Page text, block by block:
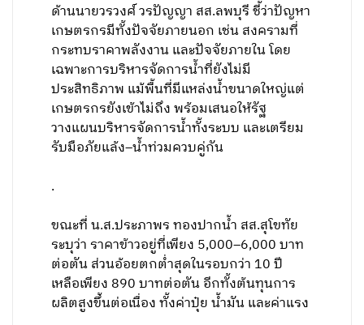
ด้านนายวรวงศ์ วรปัญญา สส.ลพบุรี ชี้ว่าปัญหา
เกษตรกรมีทั้งปัจจัยภายนอก เช่น สงครามที่
กระทบราคาพลังงาน และปัจจัยภายใน โดย
เฉพาะการบริหารจัดการน้ำที่ยังไม่มี
ประสิทธิภาพ แม้พื้นที่มีแหล่งน้ำขนาดใหญ่แต่
เกษตรกรยังเข้าไม่ถึง พร้อมเสนอให้รัฐ
วางแผนบริหารจัดการน้ำทั้งระบบ และเตรียม
รับมือภัยแล้ง–น้ำท่วมควบคู่กัน
.
ขณะที่ น.ส.ประภาพร ทองปากน้ำ สส.สุโขทัย
ระบุว่า ราคาข้าวอยู่ที่เพียง 5,000–6,000 บาท
ต่อตัน ส่วนอ้อยตกต่ำสุดในรอบกว่า 10 ปี
เหลือเพียง 890 บาทต่อตัน อีกทั้งต้นทุนการ
ผลิตสูงขึ้นต่อเนื่อง ทั้งค่าปุ๋ย น้ำมัน และค่าแรง